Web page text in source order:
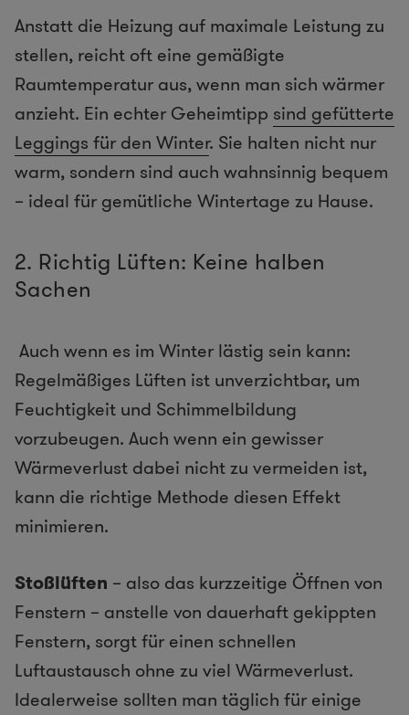
Anstatt die Heizung auf maximale Leistung zu
stellen, reicht oft eine gemäßigte
Raumtemperatur aus, wenn man sich wärmer
anzieht. Ein echter Geheimtipp sind gefütterte
Leggings für den Winter. Sie halten nicht nur
warm, sondern sind auch wahnsinnig bequem
– ideal für gemütliche Wintertage zu Hause.
2. Richtig Lüften: Keine halben
Sachen
Auch wenn es im Winter lästig sein kann:
Regelmäßiges Lüften ist unverzichtbar, um
Feuchtigkeit und Schimmelbildung
vorzubeugen. Auch wenn ein gewisser
Wärmeverlust dabei nicht zu vermeiden ist,
kann die richtige Methode diesen Effekt
minimieren.
Stoßlüften – also das kurzzeitige Öffnen von
Fenstern – anstelle von dauerhaft gekippten
Fenstern, sorgt für einen schnellen
Luftaustausch ohne zu viel Wärmeverlust.
Idealerweise sollten man täglich für einige